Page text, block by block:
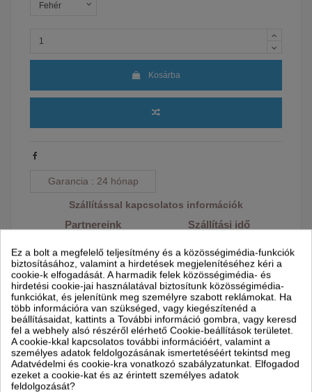
Kosárba
Garancia 24 hónap
Szállítással kapcsolatos információk
Partnereink Szállítási idő
Munkanapokon: reggel 8
és 17 óra között
Ez a bolt a megfelelő teljesítmény és a közösségimédia-funkciók
biztosításához, valamint a hirdetések megjelenítéséhez kéri a
cookie-k elfogadását. A harmadik felek közösségimédia- és
hirdetési cookie-jai használatával biztosítunk közösségimédia-
funkciókat, és jelenítünk meg személyre szabott reklámokat. Ha
több információra van szükséged, vagy kiegészítenéd a
beállításaidat, kattints a További információ gombra, vagy keresd
fel a webhely alsó részéről elérhető Cookie-beállítások területet.
A cookie-kkal kapcsolatos további információért, valamint a
személyes adatok feldolgozásának ismertetéséért tekintsd meg
Adatvédelmi és cookie-kra vonatkozó szabályzatunkat. Elfogadod
ezeket a cookie-kat és az érintett személyes adatok
feldolgozását?